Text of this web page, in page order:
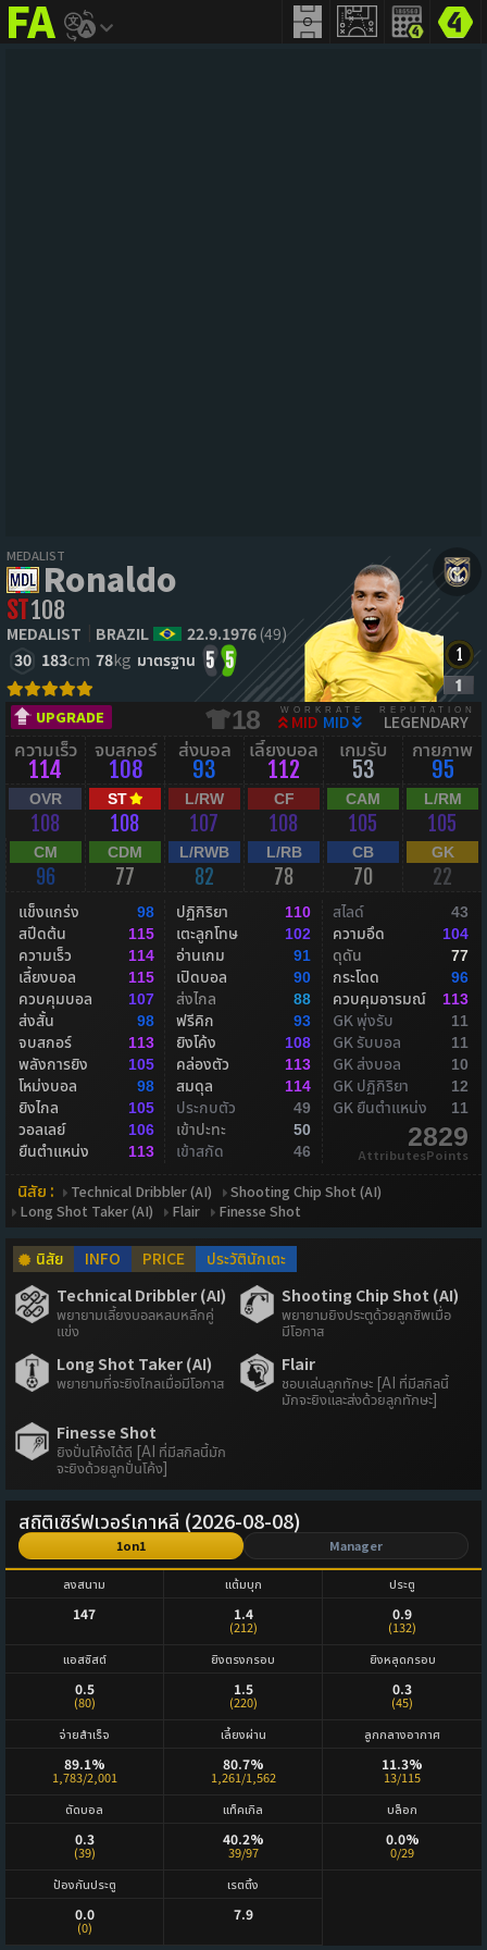
addict
MEDALISTRonaldo
ST108
MEDALIST BRAZIL 22.9.1976(49)
30 183cm 78kg มาตรฐาน 5 5
UPGRADE 18 WORKRATE
MID MID
REPUTATION
LEGENDARY
ความเร็ว
114
จบสกอร์
108
ส่งบอล
93
เลี้ยงบอล
112
เกมรับ
53
กายภาพ
95
OVR
108
ST
108
L/RW
107
CF
108
CAM
105
L/RM
105
CM
96
CDM
77
L/RWB
82
L/RB
78
CB
70
GK
22
แข็งแกร่ง 98
สปีดต้น 115
ความเร็ว 114
เลี้ยงบอล 115
ควบคุมบอล 107
ส่งสั้น 98
จบสกอร์ 113
พลังการยิง 105
โหม่งบอล 98
ยิงไกล 105
วอลเลย์ 106
ยืนตำแหน่ง 113
ปฏิกิริยา 110
เตะลูกโทษ 102
อ่านเกม 91
เปิดบอล 90
ส่งไกล 88
ฟรีคิก 93
ยิงโค้ง 108
คล่องตัว 113
สมดุล 114
ประกบตัว 49
เข้าปะทะ 50
เข้าสกัด 46
สไลด์ 43
ความอึด 104
ดุดัน 77
กระโดด 96
ควบคุมอารมณ์ 113
GK พุ่งรับ 11
GK รับบอล 11
GK ส่งบอล 10
GK ปฏิกิริยา 12
GK ยืนตำแหน่ง 11
2829
AttributesPoints
นิสัย : Technical Dribbler (AI)
Shooting Chip Shot (AI)
Long Shot Taker (AI)
Flair Finesse Shot
นิสัย INFO PRICE
ประวัตินักเตะ
Technical Dribbler (AI)
พยายามเลี้ยงบอลหลบหลีกคู่
แข่ง
Shooting Chip Shot (AI)
พยายามยิงประตูด้วยลูกชิพเมื่อ
มีโอกาส
Long Shot Taker (AI)
พยายามที่จะยิงไกลเมื่อมีโอกาส
Flair
ชอบเล่นลูกทักษะ [AI ที่มีสกิลนี้
มักจะยิงและส่งด้วยลูกทักษะ]
Finesse Shot
ยิงปั่นโค้งได้ดี [AI ที่มีสกิลนี้มัก
จะยิงด้วยลูกปั่นโค้ง]
สถิติเซิร์ฟเวอร์เกาหลี (2026-08-08)
1on1 Manager
ลงสนาม
147
แต้มบุก
1.4
(212)
ประตู
0.9
(132)
แอสซิสต์
0.5
(80)
ยิงตรงกรอบ
1.5
(220)
ยิงหลุดกรอบ
0.3
(45)
จ่ายสำเร็จ
89.1%
1,783/2,001
เลี้ยงผ่าน
80.7%
1,261/1,562
ลูกกลางอากาศ
11.3%
13/115
ตัดบอล
0.3
(39)
แท็คเกิล
40.2%
39/97
บล็อก
0.0%
0/29
ป้องกันประตู
0.0
(0)
เรตติ้ง
7.9